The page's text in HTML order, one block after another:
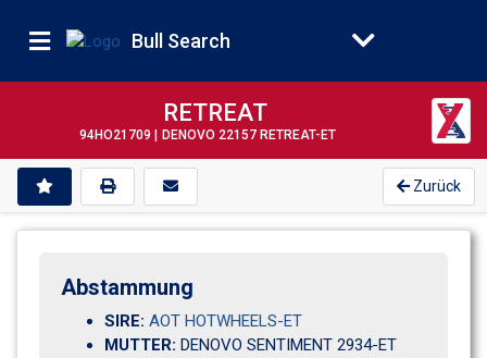
Bull Search
RETREAT
94HO21709 | DENOVO 22157 RETREAT-ET
Zurück
Abstammung
SIRE: AOT HOTWHEELS-ET
MUTTER: DENOVO SENTIMENT 2934-ET